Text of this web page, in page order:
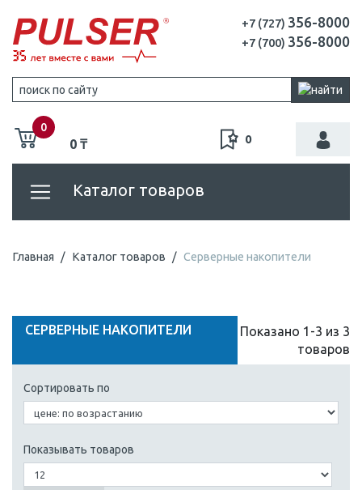
+7 (727) 356-8000
+7 (700) 356-8000
0
0 ₸ 0
Каталог товаров
Главная Каталог товаров Серверные накопители
СЕРВЕРНЫЕ НАКОПИТЕЛИ
Показано 1-3 из 3
товаров
Сортировать по
Показывать товаров